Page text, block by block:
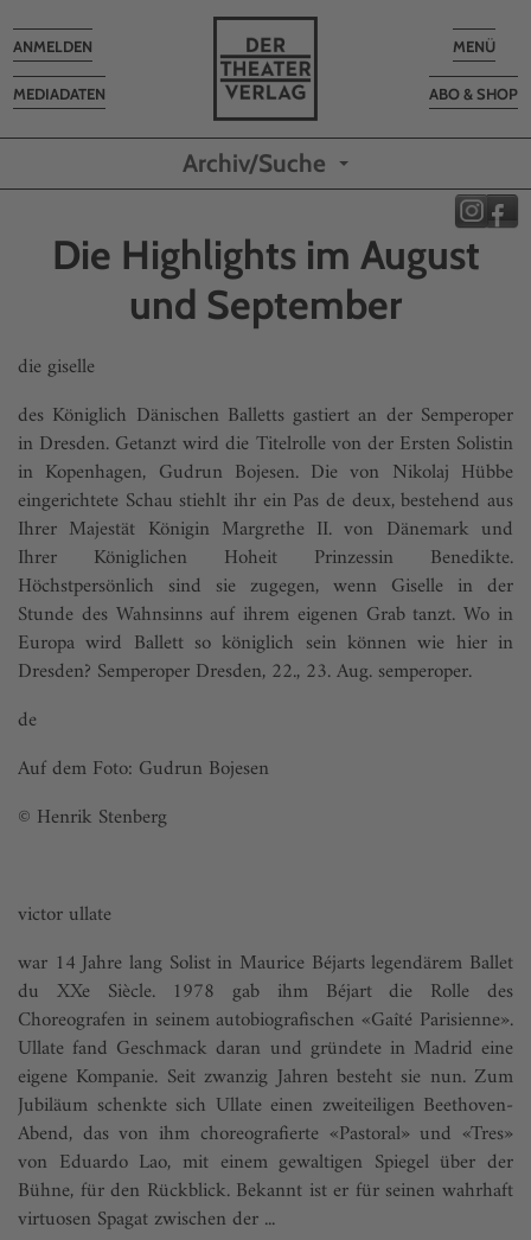
Toggle
MENÜ
ABO & SHOP
MEDIADATEN
Toggle
navigation
ANMELDEN
Archiv/Suche
Die Highlights im August
und September
die giselle
des Königlich Dänischen Balletts gastiert an der Semperoper
in Dresden. Getanzt wird die Titelrolle von der Ersten Solistin
in Kopenhagen, Gudrun Bojesen. Die von Nikolaj Hübbe
eingerichtete Schau stiehlt ihr ein Pas de deux, bestehend aus
Ihrer Majestät Königin Margrethe II. von Dänemark und
Ihrer Königlichen Hoheit Prinzessin Benedikte.
Höchstpersönlich sind sie zugegen, wenn Giselle in der
Stunde des Wahnsinns auf ihrem eigenen Grab tanzt. Wo in
Europa wird Ballett so königlich sein können wie hier in
Dresden? Semperoper Dresden, 22., 23. Aug. semperoper.
de
Auf dem Foto: Gudrun Bojesen
© Henrik Stenberg
victor ullate
war 14 Jahre lang Solist in Maurice Béjarts legendärem Ballet
du XXe Siècle. 1978 gab ihm Béjart die Rolle des
Choreografen in seinem autobiografischen «Gaîté Parisienne».
Ullate fand Geschmack daran und gründete in Madrid eine
eigene Kompanie. Seit zwanzig Jahren besteht sie nun. Zum
Jubiläum schenkte sich Ullate einen zweiteiligen Beethoven-
Abend, das von ihm choreografierte «Pastoral» und «Tres»
von Eduardo Lao, mit einem gewaltigen Spiegel über der
Bühne, für den Rückblick. Bekannt ist er für seinen wahrhaft
virtuosen Spagat zwischen der ...